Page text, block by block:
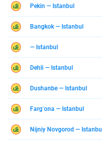
Pekin — Istanbul
Bangkok — Istanbul
— Istanbul
Dehli — Istanbul
Dushanbe — Istanbul
Fargʻona — Istanbul
Nijniy Novgorod — Istanbul